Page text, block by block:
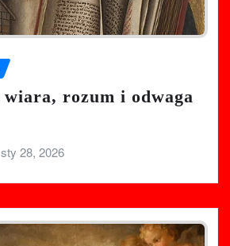
wiara, rozum i odwaga
sty 28, 2026